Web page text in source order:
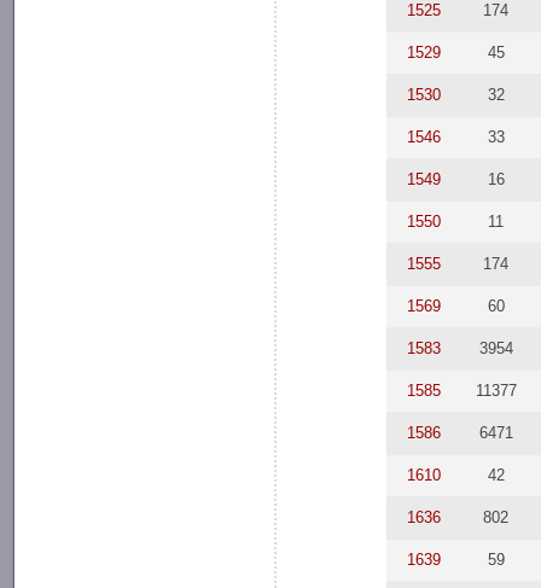
1525 174
1529 45
1530 32
1546 33
1549 16
1550 11
1555 174
1569 60
1583 3954
1585 11377
1586 6471
1610 42
1636 802
1639 59